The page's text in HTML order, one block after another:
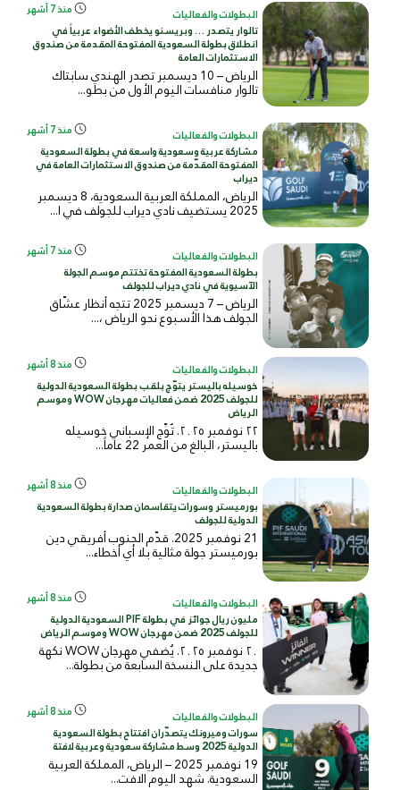
البطولات والفعاليات منذ 7 أشهر
تالوار يتصدر … وبريسنو يخطف الأضواء عربياً في
انطلاق بطولة السعودية المفتوحة المقدمة من صندوق
الاستثمارات العامة
الرياض – 10 ديسمبر تصدر الهندي سابتاك
تالوار منافسات اليوم الأول من بطو...
البطولات والفعاليات منذ 7 أشهر
مشاركة عربية وسعودية واسعة في بطولة السعودية
المفتوحة المقدّمة من صندوق الاستثمارات العامة في
ديراب
الرياض، المملكة العربية السعودية، 8 ديسمبر
2025 يستضيف نادي ديراب للجولف في ا...
البطولات والفعاليات منذ 7 أشهر
بطولة السعودية المفتوحة تختتم موسم الجولة
الآسيوية في نادي ديراب للجولف
الرياض – 7 ديسمبر 2025 تتجه أنظار عشّاق
الجولف هذا الأسبوع نحو الرياض ،...
البطولات والفعاليات منذ 8 أشهر
خوسيله باليستر يتوّج بلقب بطولة السعودية الدولية
للجولف 2025 ضمن فعاليات مهرجان WOW وموسم
الرياض
٢٢ نوفمبر ٢٠٢٥. تُوِّج الإسباني خوسيله
باليستر، البالغ من العمر 22 عاماً...
البطولات والفعاليات منذ 8 أشهر
بورميستر وسورات يتقاسمان صدارة بطولة السعودية
الدولية للجولف
21 نوفمبر 2025. قدّم الجنوب أفريقي دين
بورميستر جولة مثالية بلا أي أخطاء...
البطولات والفعاليات منذ 8 أشهر
مليون ريال جوائز في بطولة PIF السعودية الدولية
للجولف 2025 ضمن مهرجان WOW وموسم الرياض
٢٠ نوفمبر ٢٠٢٥. يُضفي مهرجان WOW نكهة
جديدة على النسخة السابعة من بطولة...
البطولات والفعاليات منذ 8 أشهر
سورات وميرونك يتصدّران افتتاح بطولة السعودية
الدولية 2025 وسط مشاركة سعودية وعربية لافتة
19 نوفمبر 2025 – الرياض، المملكة العربية
السعودية. شهد اليوم الافت...